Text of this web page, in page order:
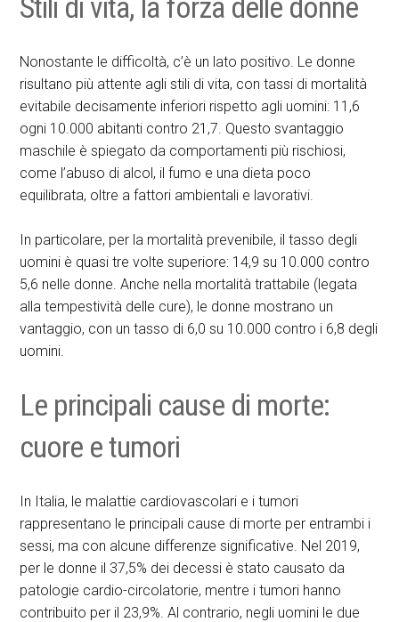
Nonostante le difficoltà, c’è un lato positivo. Le donne
risultano più attente agli stili di vita, con tassi di mortalità
evitabile decisamente inferiori rispetto agli uomini: 11,6
ogni 10.000 abitanti contro 21,7. Questo svantaggio
maschile è spiegato da comportamenti più rischiosi,
come l’abuso di alcol, il fumo e una dieta poco
equilibrata, oltre a fattori ambientali e lavorativi.
In particolare, per la mortalità prevenibile, il tasso degli
uomini è quasi tre volte superiore: 14,9 su 10.000 contro
5,6 nelle donne. Anche nella mortalità trattabile (legata
alla tempestività delle cure), le donne mostrano un
vantaggio, con un tasso di 6,0 su 10.000 contro i 6,8 degli
uomini.
Le principali cause di morte:
cuore e tumori
In Italia, le malattie cardiovascolari e i tumori
rappresentano le principali cause di morte per entrambi i
sessi, ma con alcune differenze significative. Nel 2019,
per le donne il 37,5% dei decessi è stato causato da
patologie cardio-circolatorie, mentre i tumori hanno
contribuito per il 23,9%. Al contrario, negli uomini le due